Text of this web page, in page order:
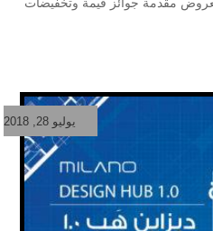
يوليو 28, 2018